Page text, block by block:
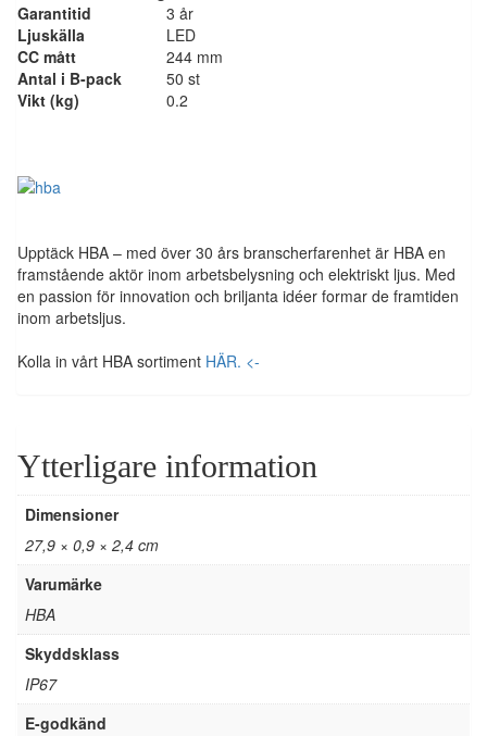
Garantitid
3 år
Ljuskälla
LED
CC mått
244 mm
Antal i B-pack
50 st
Vikt (kg)
0.2
Upptäck HBA – med över 30 års branscherfarenhet är HBA en
framstående aktör inom arbetsbelysning och elektriskt ljus. Med
en passion för innovation och briljanta idéer formar de framtiden
inom arbetsljus.
Kolla in vårt HBA sortiment HÄR. <-
Ytterligare information
Dimensioner
27,9 × 0,9 × 2,4 cm
Varumärke
HBA
Skyddsklass
IP67
E-godkänd